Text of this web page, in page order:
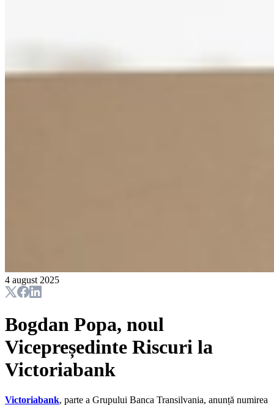
4 august 2025
Bogdan Popa, noul
Vicepreședinte Riscuri la
Victoriabank
Victoriabank, parte a Grupului Banca Transilvania, anunță numirea